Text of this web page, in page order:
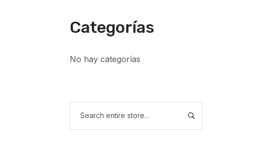
Categorías
No hay categorías